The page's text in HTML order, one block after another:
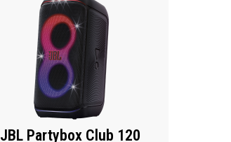
JBL Partybox Club 120